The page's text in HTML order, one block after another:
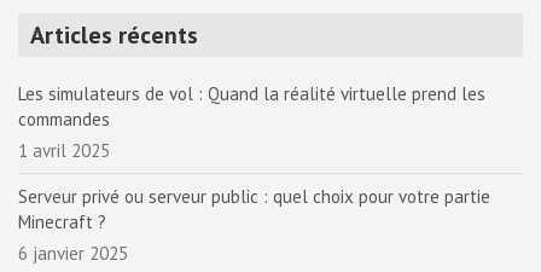
Articles récents
Les simulateurs de vol : Quand la réalité virtuelle prend les
commandes
1 avril 2025
Serveur privé ou serveur public : quel choix pour votre partie
Minecraft ?
6 janvier 2025